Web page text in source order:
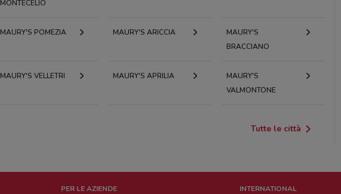
MONTECELIO
MAURY'S POMEZIA MAURY'S ARICCIA
MAURY'S
BRACCIANO
MAURY'S VELLETRI MAURY'S APRILIA
MAURY'S
VALMONTONE
Tutte le città
PER LE AZIENDE INTERNATIONAL